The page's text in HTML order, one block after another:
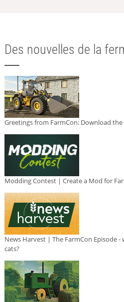
Des nouvelles de la
Greetings from FarmCon: Download the
Modding Contest | Create a Mod for
News Harvest | The FarmCon Episode
cats?